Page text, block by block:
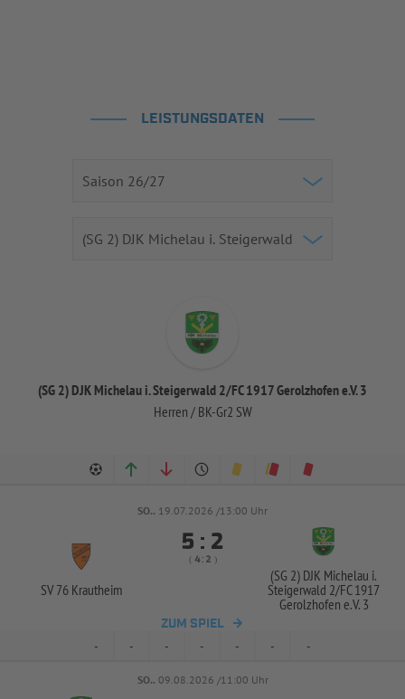
LEISTUNGSDATEN
(SG 2) DJK Michelau i. Steigerwald 2/FC 1917 Gerolzhofen e.V. 3
Herren / BK-Gr2 SW
SO.. 19.07.2026 /13:00 Uhr
SV 76 Krautheim
 : 
( :  )
(SG 2) DJK Michelau i.
Steigerwald 2/FC 1917
Gerolzhofen e.V. 3
ZUM SPIEL
- - - - - - -
SO.. 09.08.2026 /11:00 Uhr